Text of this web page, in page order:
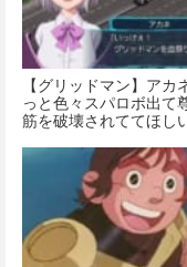
【グリッドマン】アカ
っと色々スパロボ出て
筋を破壊されててほし